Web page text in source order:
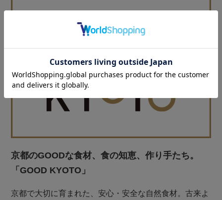
京都のGOODな食材、食の知恵、作り手たち。
「GOOD KYOTO」
京都で大切に育まれた、安心・安全な自然食材。古来よ